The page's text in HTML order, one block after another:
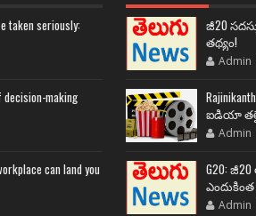
taken seriously:
making
can land you
జీ20
తథ్యం!
Admin
ఐడియా
Admin
G20:
Admin